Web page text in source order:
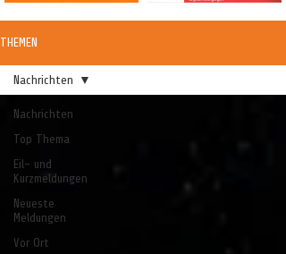
THEMEN
Nachrichten
Top Thema
Eil- und
Kurzmeldungen
Neueste
Meldungen
Vor Ort
Nachrichten